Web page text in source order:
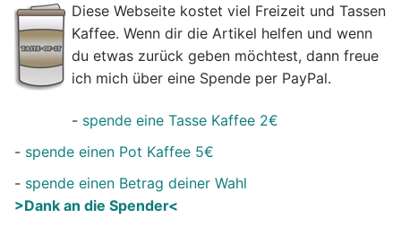
Diese Webseite kostet viel Freizeit und Tassen
Kaffee. Wenn dir die Artikel helfen und wenn
du etwas zurück geben möchtest, dann freue
ich mich über eine Spende per PayPal.
- spende eine Tasse Kaffee 2€
- spende einen Pot Kaffee 5€
- spende einen Betrag deiner Wahl
>Dank an die Spender<